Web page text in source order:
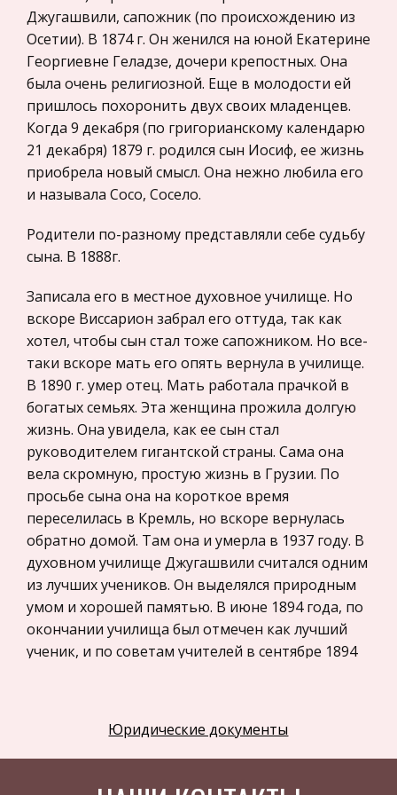
Законодательство и право
Прокурорский надзор
Геология
Административное право
Историческая личность
Банковское дело и кредитование
Архитектура
Искусство
Конституционное (государственное) право
Экономико-математическое
моделирование
Право
Компьютеры и периферийные устройства
Астрономия
Программное обеспечение
Разное
Уголовное и уголовно-исполнительное
Налоговое право
Техника
Компьютеры, Программирование
История экономических учений
Физкультура и Спорт
Создание «Школы-будущего», к сожалению,
пока может рассматриваться как проект, но всё
же некоторые шаги к его реализации уже
делаются. В некоторых школах России
применяются некоторые модели «школы-буд
Связи с общественностью в современных
организациях
Покупатель стал уделять больше внимания
надежности, оперативности и другим
нематериальным факторам, которые
современных условиях при организации сбыта
товаров,
Джугашвили, сапожник (по происхождению из
Осетии). В 1874 г. Он женился на юной Екатерине
Георгиевне Геладзе, дочери крепостных. Она
была очень религиозной. Еще в молодости ей
пришлось похоронить двух своих младенцев.
Когда 9 декабря (по григорианскому календарю
21 декабря) 1879 г. родился сын Иосиф, ее жизнь
приобрела новый смысл. Она нежно любила его
и называла Сосо, Сосело.
Родители по-разному представляли себе судьбу
сына. В 1888г.
Записала его в местное духовное училище. Но
вскоре Виссарион забрал его оттуда, так как
хотел, чтобы сын стал тоже сапожником. Но все-
таки вскоре мать его опять вернула в училище.
В 1890 г. умер отец. Мать работала прачкой в
богатых семьях. Эта женщина прожила долгую
жизнь. Она увидела, как ее сын стал
руководителем гигантской страны. Сама она
вела скромную, простую жизнь в Грузии. По
просьбе сына она на короткое время
переселилась в Кремль, но вскоре вернулась
обратно домой. Там она и умерла в 1937 году. В
духовном училище Джугашвили считался одним
из лучших учеников. Он выделялся природным
умом и хорошей памятью. В июне 1894 года, по
окончании училища был отмечен как лучший
ученик, и по советам учителей в сентябре 1894
Юридические документы